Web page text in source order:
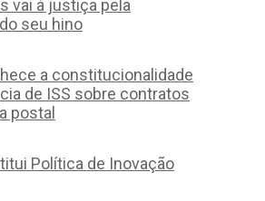
vai à justiça pela
seu hino
a constitucionalidade
de ISS sobre contratos
postal
Política de Inovação